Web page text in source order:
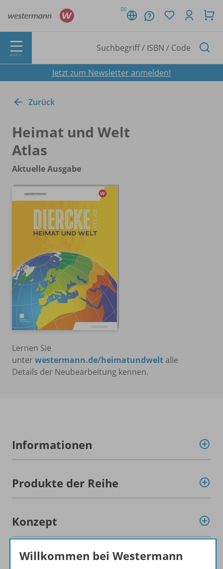
DE
MENÜ
Jetzt zum Newsletter anmelden!
Zurück
Heimat und Welt
Atlas
Aktuelle Ausgabe
Lernen Sie
unter westermann.de/heimatundwelt alle
Details der Neubearbeitung kennen.
Informationen
Produkte der Reihe
Konzept
Empfehlungen der Redaktion
Willkommen bei Westermann